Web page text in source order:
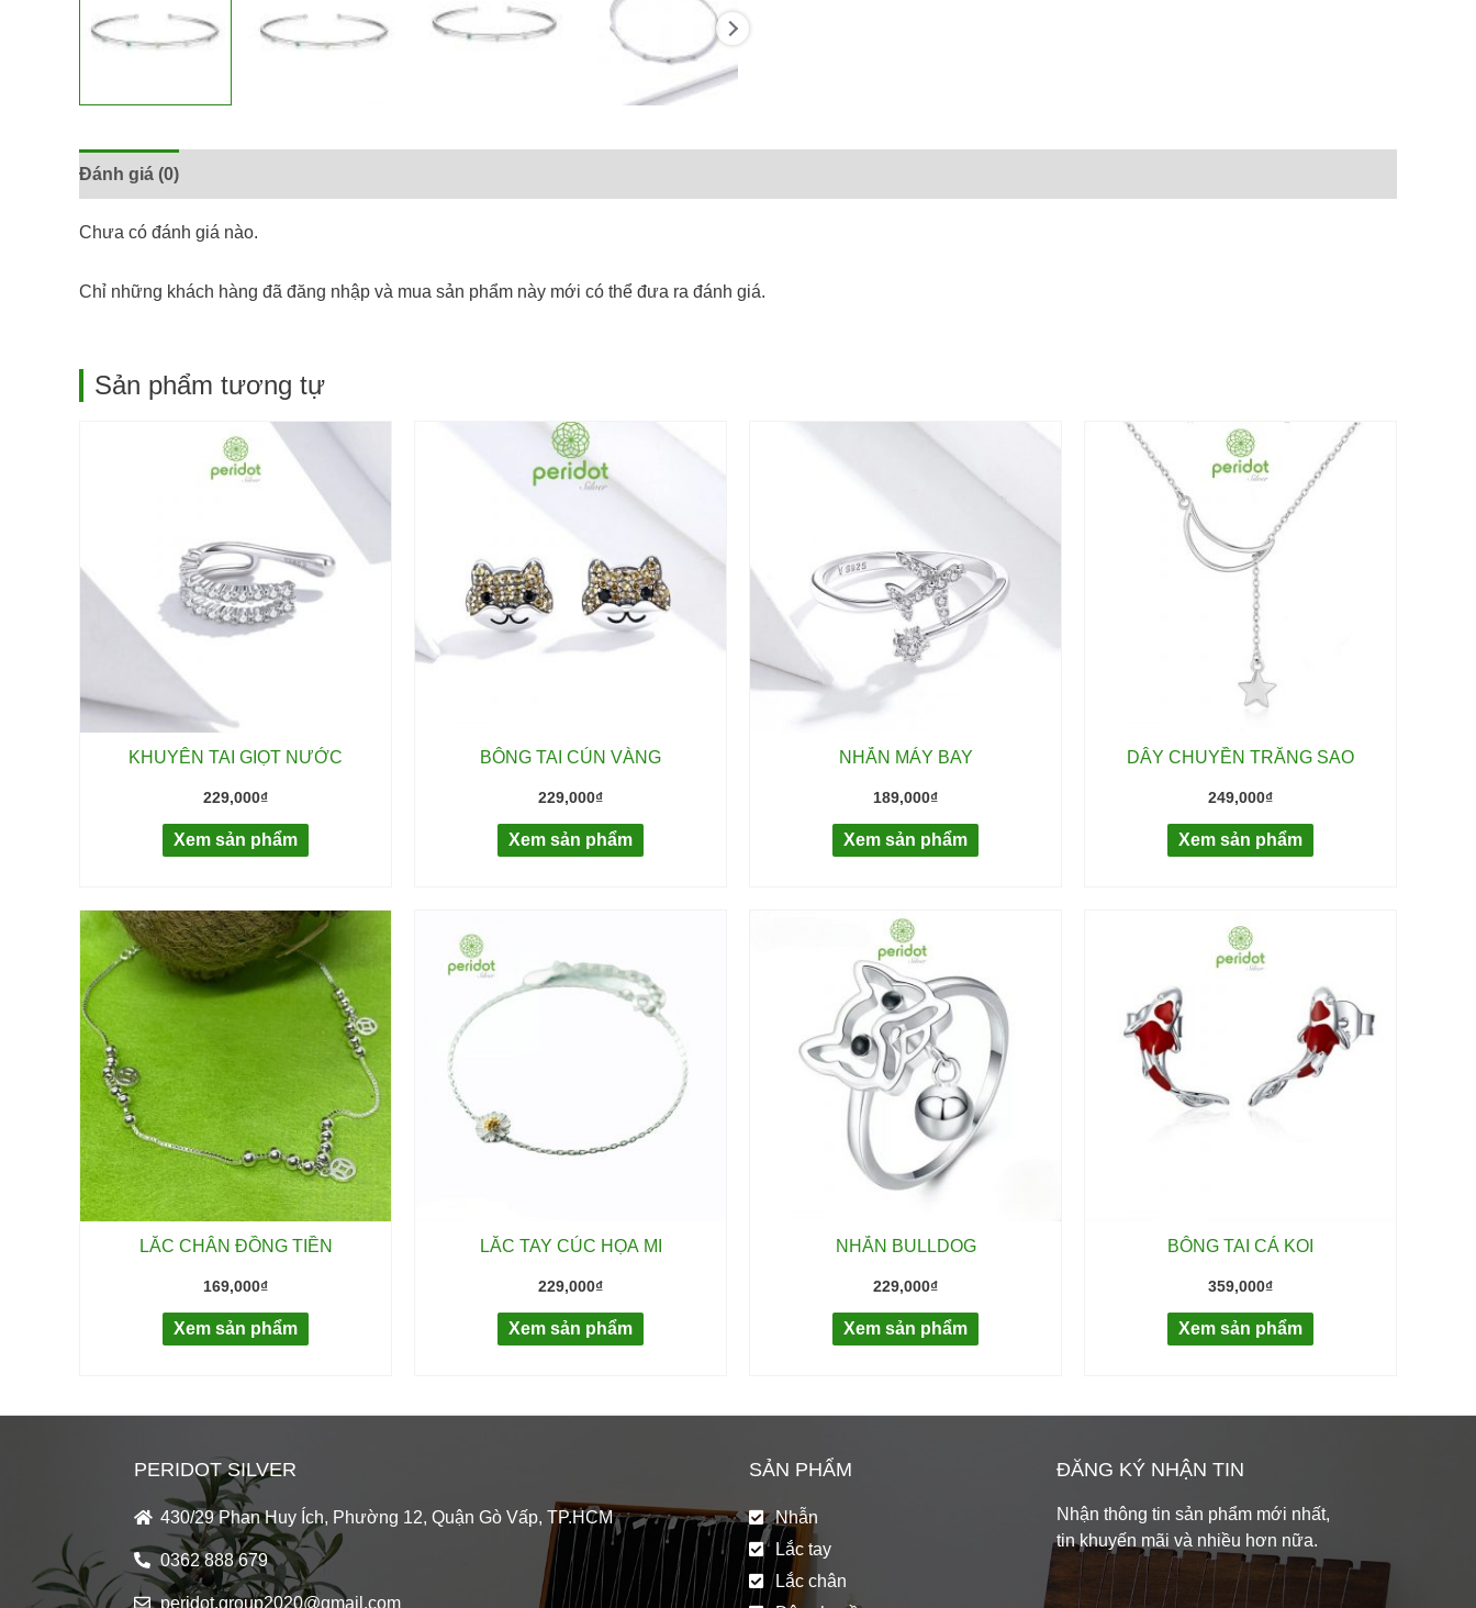
Đánh giá (0)
Chưa có đánh giá nào.
Chỉ những khách hàng đã đăng nhập và mua sản phẩm này mới có thể đưa ra đánh giá.
Sản phẩm tương tự
KHUYÊN TAI GIỌT NƯỚC
229,000₫
Xem sản phẩm
BÔNG TAI CÚN VÀNG
229,000₫
Xem sản phẩm
NHẪN MÁY BAY
189,000₫
Xem sản phẩm
DÂY CHUYỀN TRĂNG SAO
249,000₫
Xem sản phẩm
LẮC CHÂN ĐỒNG TIỀN
169,000₫
Xem sản phẩm
LẮC TAY CÚC HỌA MI
229,000₫
Xem sản phẩm
NHẪN BULLDOG
229,000₫
Xem sản phẩm
BÔNG TAI CÁ KOI
359,000₫
Xem sản phẩm
PERIDOT SILVER
430/29 Phan Huy Ích, Phường 12, Quận Gò Vấp, TP.HCM
0362 888 679
peridot.group2020@gmail.com
SẢN PHẨM
Nhẫn
Lắc tay
Lắc chân
ĐĂNG KÝ NHẬN TIN
Nhận thông tin sản phẩm mới nhất,
tin khuyến mãi và nhiều hơn nữa.